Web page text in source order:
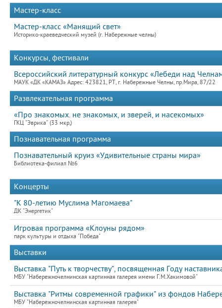
Мастер-класс
Мастер-класс «Манящий свет»
Историко-краеведческий музей (г. Набережные челны)
Конкурсы, фестивали
Всероссийский литературный конкурс «Лебеди над
МАУК «ДК «КАМАЗ» Адрес: 423821, РТ, г. Набережные Челны, пр.Мира, 87/22
Развлекательная программа
«Про знакомых. не знакомых, и зверей, и насекомых»
ГКЦ "Эврика" (33 мкр,)
Познавательная программа
Познавательный круиз «Удивительные страны мира»
Библиотека-филиал №6
Концерты
"К 80-летию Муслима Магомаева"
ДК "Энергетик"
Игровая программа «Клоуны рядом»
парк культуры и отдыха "Победа"
Выставки
Выставка "Путь к творчеству", посвященная Году
МБУ "Набережночелнинская картинная галерея имени Г.М.Хакимовой"
Выставка "Ритмы современной графики" из фондов
МБУ "Набережночелнинская картинная галерея"